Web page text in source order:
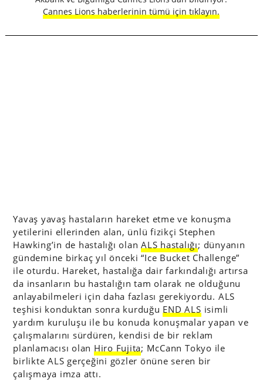
Cannes Lions haberlerinin tümü için tıklayın.
Yavaş yavaş hastaların hareket etme ve konuşma
yetilerini ellerinden alan, ünlü fizikçi Stephen
Hawking’in de hastalığı olanALS hastalığı; dünyanın
gündemine birkaç yıl önceki “Ice Bucket Challenge”
ile oturdu. Hareket, hastalığa dair farkındalığı artırsa
da insanların bu hastalığın tam olarak ne olduğunu
anlayabilmeleri için daha fazlası gerekiyordu. ALS
teşhisi konduktan sonra kurduğu END ALS isimli
yardım kuruluşu ile bu konuda konuşmalar yapan ve
çalışmalarını sürdüren, kendisi de bir reklam
planlamacısı olan Hiro Fujita; McCann Tokyo ile
birlikte ALS gerçeğini gözler önüne seren bir
çalışmaya imza attı.